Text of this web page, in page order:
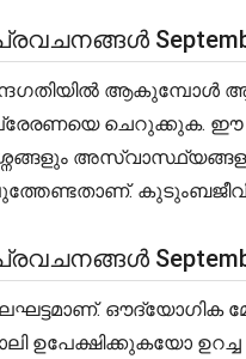
ആകുമ്പോൾ
പ്രേരണയെ
അസ്വാസ്ഥ്യങ്ങളും
ഔദ്യോഗിക
ഉപേക്ഷിക്കുകയോ